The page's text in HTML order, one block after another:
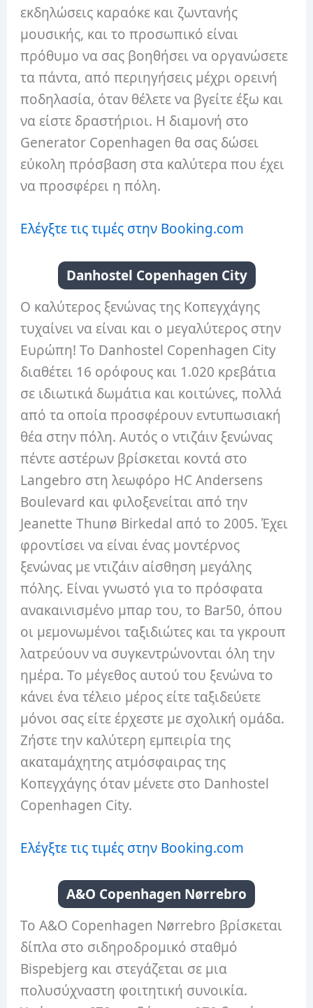
εκδηλώσεις καραόκε και ζωντανής
μουσικής, και το προσωπικό είναι
πρόθυμο να σας βοηθήσει να οργανώσετε
τα πάντα, από περιηγήσεις μέχρι ορεινή
ποδηλασία, όταν θέλετε να βγείτε έξω και
να είστε δραστήριοι. Η διαμονή στο
Generator Copenhagen θα σας δώσει
εύκολη πρόσβαση στα καλύτερα που έχει
να προσφέρει η πόλη.
Ελέγξτε τις τιμές στην Booking.com
Danhostel Copenhagen City
Ο καλύτερος ξενώνας της Κοπεγχάγης
τυχαίνει να είναι και ο μεγαλύτερος στην
Ευρώπη! Το Danhostel Copenhagen City
διαθέτει 16 ορόφους και 1.020 κρεβάτια
σε ιδιωτικά δωμάτια και κοιτώνες, πολλά
από τα οποία προσφέρουν εντυπωσιακή
θέα στην πόλη. Αυτός ο ντιζάιν ξενώνας
πέντε αστέρων βρίσκεται κοντά στο
Langebro στη λεωφόρο HC Andersens
Boulevard και φιλοξενείται από την
Jeanette Thunø Birkedal από το 2005. Έχει
φροντίσει να είναι ένας μοντέρνος
ξενώνας με ντιζάιν αίσθηση μεγάλης
πόλης. Είναι γνωστό για το πρόσφατα
ανακαινισμένο μπαρ του, το Bar50, όπου
οι μεμονωμένοι ταξιδιώτες και τα γκρουπ
λατρεύουν να συγκεντρώνονται όλη την
ημέρα. Το μέγεθος αυτού του ξενώνα το
κάνει ένα τέλειο μέρος είτε ταξιδεύετε
μόνοι σας είτε έρχεστε με σχολική ομάδα.
Ζήστε την καλύτερη εμπειρία της
ακαταμάχητης ατμόσφαιρας της
Κοπεγχάγης όταν μένετε στο Danhostel
Copenhagen City.
Ελέγξτε τις τιμές στην Booking.com
A&O Copenhagen Nørrebro
Το A&O Copenhagen Nørrebro βρίσκεται
δίπλα στο σιδηροδρομικό σταθμό
Bispebjerg και στεγάζεται σε μια
πολυσύχναστη φοιτητική συνοικία.